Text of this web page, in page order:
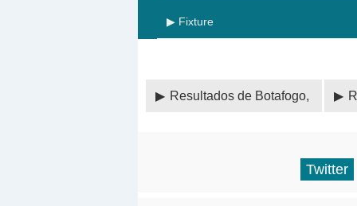
▶ Fixture
Resultados de Botafogo,
Twitter